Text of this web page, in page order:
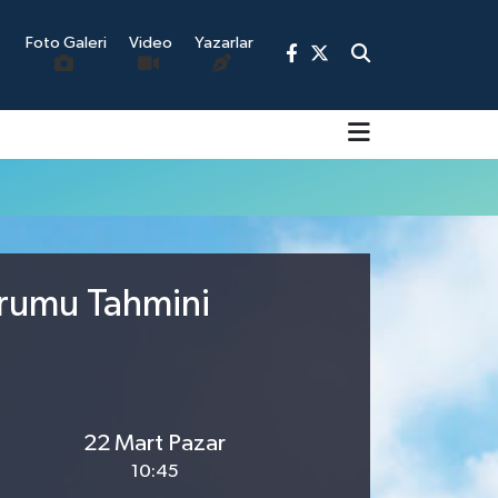
Foto Galeri Video Yazarlar
Tahmini
22 Mart Pazar
10:45